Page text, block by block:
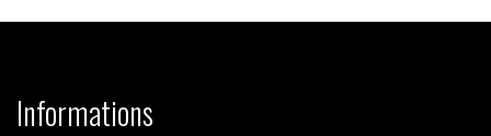
Informations